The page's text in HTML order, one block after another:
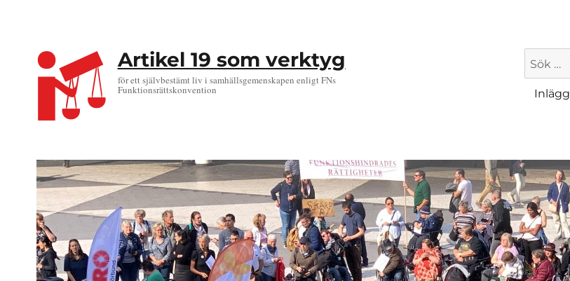
Artikel 19 som verktyg
för ett självbestämt liv i samhällsgemenskapen enligt FNs
Funktionsrättskonvention
Sök
efter:
Inlägg